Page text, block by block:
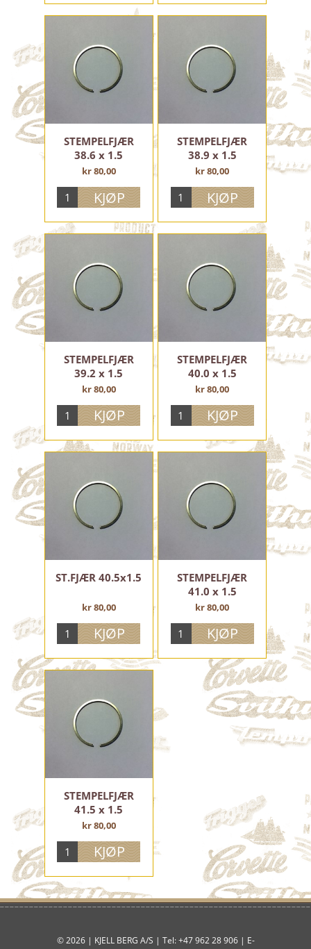
STEMPELFJÆR
38.6 x 1.5
kr 80,00
STEMPELFJÆR
38.9 x 1.5
kr 80,00
STEMPELFJÆR
39.2 x 1.5
kr 80,00
STEMPELFJÆR
40.0 x 1.5
kr 80,00
ST.FJÆR 40.5x1.5
kr 80,00
STEMPELFJÆR
41.0 x 1.5
kr 80,00
STEMPELFJÆR
41.5 x 1.5
kr 80,00
© 2026 | KJELL BERG A/S | Tel: +47 962 28 906 | E-